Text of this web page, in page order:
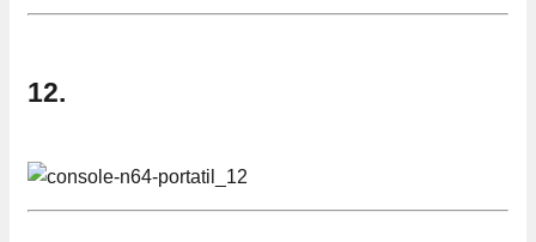
12.